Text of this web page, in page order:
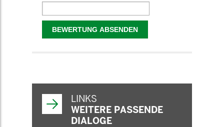
LINKS
WEITERE PASSENDE
DIALOGE